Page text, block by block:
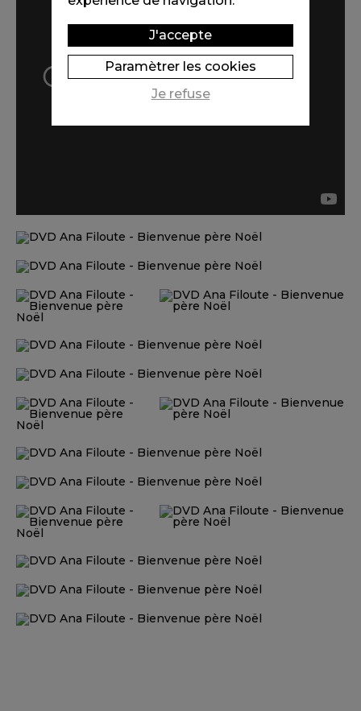
J'accepte
Paramètrer les cookies
Je refuse